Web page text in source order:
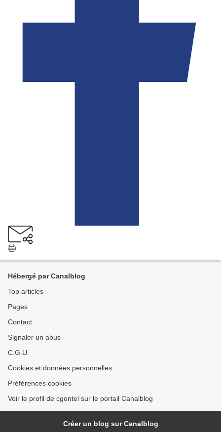
Hébergé par Canalblog
Top articles
Pages
Contact
Signaler un abus
C.G.U.
Cookies et données personnelles
Préférences cookies
Voir le profil de cgontel sur le portail Canalblog
Créer un blog sur Canalblog